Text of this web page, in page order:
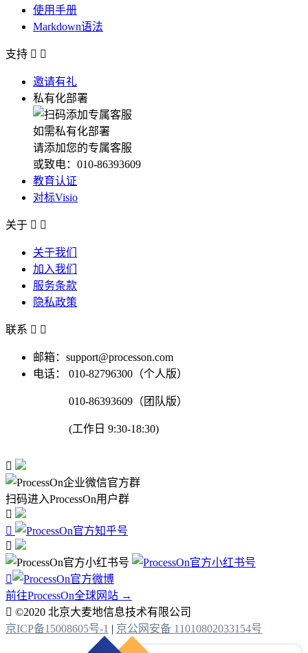
使用手册
Markdown语法
支持  
邀请有礼
私有化部署
如需私有化部署
请添加您的专属客服
或致电：010-86393609
教育认证
对标Visio
关于  
关于我们
加入我们
服务条款
隐私政策
联系  
邮箱：support@processon.com
电话：
010-82796300（个人版）
010-86393609（团队版）
(工作日 9:30-18:30)

扫码进入ProcessOn用户群




前往ProcessOn全球网站 →
 ©2020 北京大麦地信息技术有限公司
京ICP备15008605号-1 | 京公网安备 11010802033154号